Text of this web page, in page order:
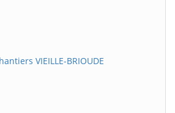
VIEILLE-BRIOUDE